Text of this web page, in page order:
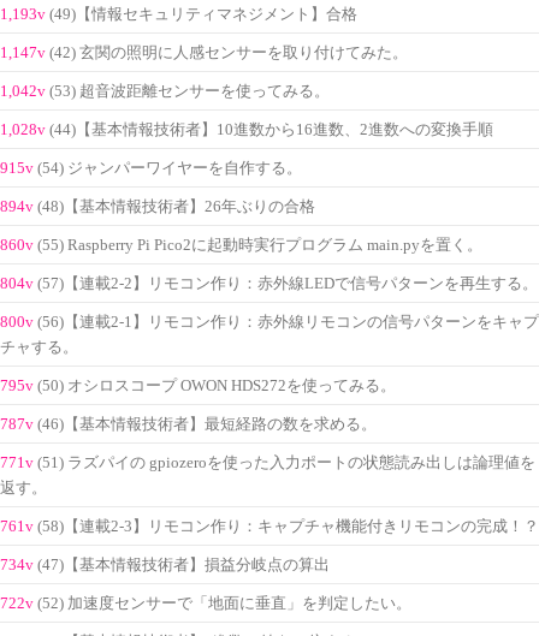
1,193v (49)【情報セキュリティマネジメント】合格
1,147v (42) 玄関の照明に人感センサーを取り付けてみた。
1,042v (53) 超音波距離センサーを使ってみる。
1,028v (44)【基本情報技術者】10進数から16進数、2進数への変換手順
915v (54) ジャンパーワイヤーを自作する。
894v (48)【基本情報技術者】26年ぶりの合格
860v (55) Raspberry Pi Pico2に起動時実行プログラム main.pyを置く。
804v (57)【連載2-2】リモコン作り：赤外線LEDで信号パターンを再生する。
800v (56)【連載2-1】リモコン作り：赤外線リモコンの信号パターンをキャプ
チャする。
795v (50) オシロスコープ OWON HDS272を使ってみる。
787v (46)【基本情報技術者】最短経路の数を求める。
771v (51) ラズパイの gpiozeroを使った入力ポートの状態読み出しは論理値を
返す。
761v (58)【連載2-3】リモコン作り：キャプチャ機能付きリモコンの完成！？
734v (47)【基本情報技術者】損益分岐点の算出
722v (52) 加速度センサーで「地面に垂直」を判定したい。